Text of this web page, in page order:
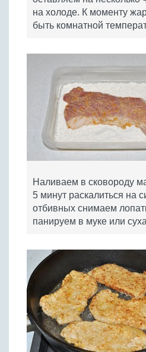
на холоде. К моменту
быть комнатной
Наливаем в сковороду
5 минут раскалиться на
отбивных снимаем
панируем в муке или